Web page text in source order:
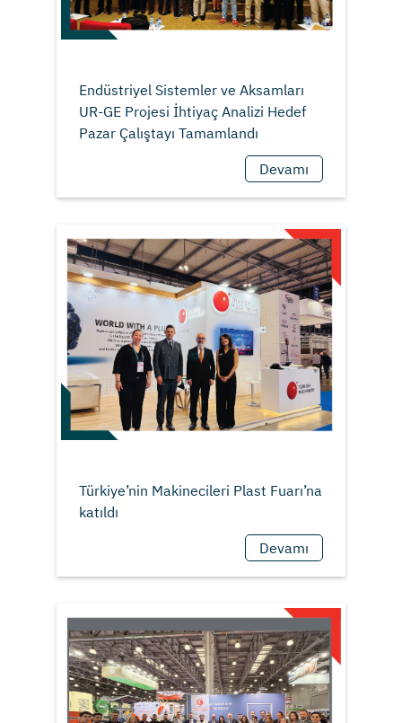
Endüstriyel Sistemler ve Aksamları
UR-GE Projesi İhtiyaç Analizi Hedef
Devamı
Türkiye’nin Makinecileri Plast Fuarı’na
Devamı